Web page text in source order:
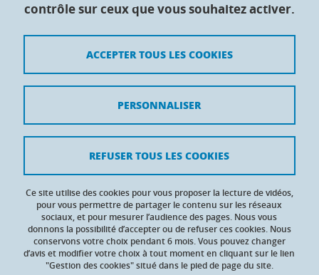
Maison du doctorat Jean Kuntzmann
France
Crédits
Données personnelles
Gestion des cookies
Accessibilité : non conforme
contrôle sur ceux que vous souhaitez activer.
Ce site utilise des cookies pour vous proposer la lecture de vidéos,
pour vous permettre de partager le contenu sur les réseaux
sociaux, et pour mesurer l’audience des pages. Nous vous
donnons la possibilité d’accepter ou de refuser ces cookies. Nous
conservons votre choix pendant 6 mois. Vous pouvez changer
d’avis et modifier votre choix à tout moment en cliquant sur le lien
"Gestion des cookies" situé dans le pied de page du site.
ACCEPTER TOUS LES COOKIES
REFUSER TOUS LES COOKIES
PERSONNALISER